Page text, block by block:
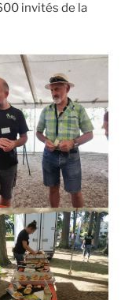
invités de la